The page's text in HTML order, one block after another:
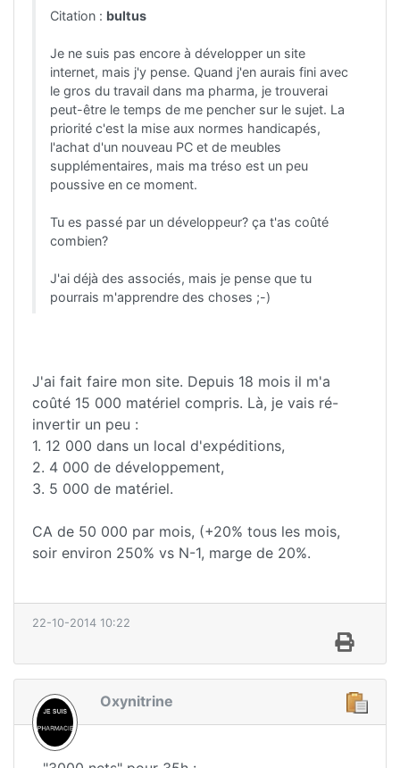
Citation : bultus
Je ne suis pas encore à développer un site
internet, mais j'y pense. Quand j'en aurais fini avec
le gros du travail dans ma pharma, je trouverai
peut-être le temps de me pencher sur le sujet. La
priorité c'est la mise aux normes handicapés,
l'achat d'un nouveau PC et de meubles
supplémentaires, mais ma tréso est un peu
poussive en ce moment.
Tu es passé par un développeur? ça t'as coûté
combien?
J'ai déjà des associés, mais je pense que tu
pourrais m'apprendre des choses ;-)
J'ai fait faire mon site. Depuis 18 mois il m'a
coûté 15 000 matériel compris. Là, je vais ré-
invertir un peu :
1. 12 000 dans un local d'expéditions,
2. 4 000 de développement,
3. 5 000 de matériel.
CA de 50 000 par mois, (+20% tous les mois,
soir environ 250% vs N-1, marge de 20%.
22-10-2014 10:22
Oxynitrine